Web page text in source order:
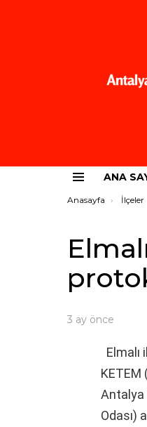
ANA
Buradasınız:
Anasayfa İlçeler
3 ay önce
Elmalı
Antalya
Odası)